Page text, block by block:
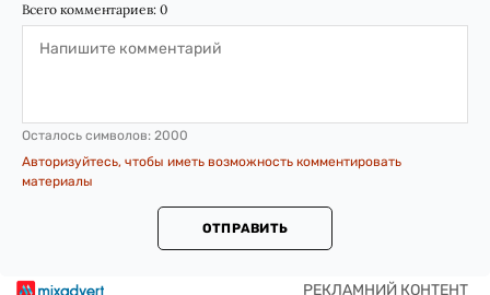
Всего комментариев: 0
Осталось символов: 2000
Авторизуйтесь, чтобы иметь возможность комментировать
материалы
ОТПРАВИТЬ